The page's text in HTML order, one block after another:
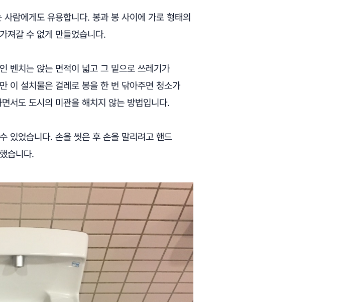
람에게도 유용합니다. 봉과 봉 사이에 가로 형태의
져갈 수 없게 만들었습니다.
벤치는 앉는 면적이 넓고 그 밑으로 쓰레기가
이 설치물은 걸레로 봉을 한 번 닦아주면 청소가
서도 도시의 미관을 해치지 않는 방법입니다.
있었습니다. 손을 씻은 후 손을 말리려고 핸드
습니다.